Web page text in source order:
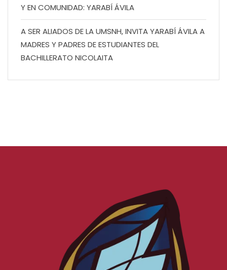
Y EN COMUNIDAD: YARABÍ ÁVILA
A SER ALIADOS DE LA UMSNH, INVITA YARABÍ ÁVILA A
MADRES Y PADRES DE ESTUDIANTES DEL
BACHILLERATO NICOLAITA